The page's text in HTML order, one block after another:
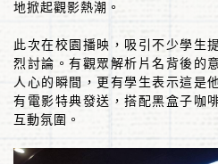
地掀起觀影熱潮。
此次在校園播映，吸引不少學生
烈討論。有觀眾解析片名背後的
人心的瞬間，更有學生表示這是
有電影特典發送，搭配黑盒子咖
互動氛圍。